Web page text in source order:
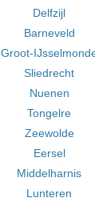
Delfzijl
Barneveld
Groot-
Sliedrecht
Nuenen
Tongelre
Zeewolde
Eersel
Middelharnis
Lunteren